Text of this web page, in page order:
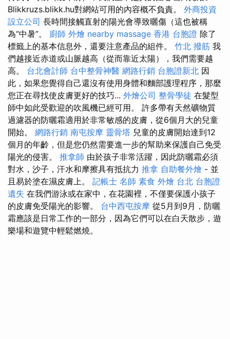
Blikkruzs.blikk.hu對網站可用的內容概不負責。 外商投資
設立公司 長時間接觸直射的陽光會導致曬傷（這也被稱
為“中暑”。 廚師 外燴 nearby massage 香港 台胞證 除了
標籤上的基本信息外，還要注意產品的組件。 竹北 撥筋 我
們越接近赤道或山脈越高（從而靠近太陽），我們需要越
高。 台北會計師 台中整骨神醫 網路行銷 台胞證新北 因
此，如果您覺得自己還沒有使用身體和麵部護理程序，那麼
您正在尋找使皮膚更好的技巧... 外燴公司 整骨學徒 在髮型
師中如此受歡迎的吹風機已經可用。 許多帶有天然礦物質
過濾器的防曬霜適用於非常敏感的皮膚，從6個月大的兒童
開始。 網路行銷 南屯按摩 靈骨塔 兒童的皮膚開始達到12
個月的年齡，但是您仍然需要進一步的幫助來保護自己免受
陽光的侵害。 推拿師 由於孩子非常活躍，因此防曬霜必須
對水，沙子，汗水和摩擦具有抵抗力 推拿 自助餐外燴 - 並
且易於塗在濕皮膚上。 記帳士 名師 素食 外燴 台北 台胞證
遺失 在我們游泳或在家中，在花園裡，不僅要保護小孩子
的皮膚免受陽光的影響。 台中西屯按摩 從5月到9月，防曬
霜應該是日常工作的一部分，因為它們可以在白天散步，遊
樂場和遊覽中輕鬆燃燒。